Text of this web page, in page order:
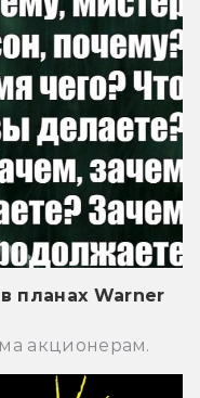
планах Warner
акционерам.